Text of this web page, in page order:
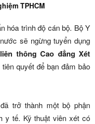
TPHCM
hóa trình độ cán bộ. Bộ Y
sẽ ngừng tuyển dụng
liên thông Cao đẳng Xét
quyết để bạn đảm bảo
trở thành một bộ phận
y tế. Kỹ thuật viên xét có